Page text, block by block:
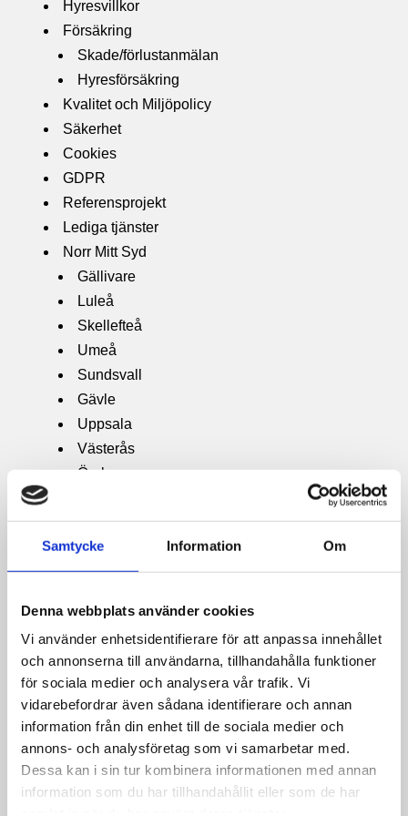
Samtycke Information Om
Denna webbplats använder cookies
Vi använder enhetsidentifierare för att anpassa innehållet
och annonserna till användarna, tillhandahålla funktioner
för sociala medier och analysera vår trafik. Vi
vidarebefordrar även sådana identifierare och annan
information från din enhet till de sociala medier och
annons- och analysföretag som vi samarbetar med.
Dessa kan i sin tur kombinera informationen med annan
information som du har tillhandahållit eller som de har
Hyresvillkor
Försäkring
Skade/förlustanmälan
Hyresförsäkring
Kvalitet och Miljöpolicy
Säkerhet
Cookies
GDPR
Referensprojekt
Lediga tjänster
Norr Mitt Syd
Gällivare
Luleå
Skellefteå
Umeå
Sundsvall
Gävle
Uppsala
Västerås
Örebro
Norrköping
Linköping
Jönköping
Trollhättan
Växjö
Helsingborg
Ansök om konto
FAQ
Kontakt
Stockholm